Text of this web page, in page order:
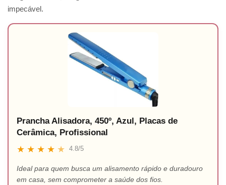
impecável.
Prancha Alisadora, 450º, Azul, Placas de
Cerâmica, Profissional
★ ★ ★ ★ ★ 4.8/5
Ideal para quem busca um alisamento rápido e duradouro
em casa, sem comprometer a saúde dos fios.